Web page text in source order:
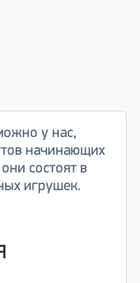
у нас,
начинающих
состоят в
игрушек.